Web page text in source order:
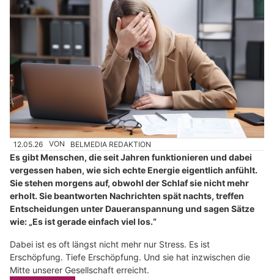
12.05.26 VON BELMEDIA REDAKTION
Es gibt Menschen, die seit Jahren funktionieren und dabei
vergessen haben, wie sich echte Energie eigentlich anfühlt.
Sie stehen morgens auf, obwohl der Schlaf sie nicht mehr
erholt. Sie beantworten Nachrichten spät nachts, treffen
Entscheidungen unter Daueranspannung und sagen Sätze
wie: „Es ist gerade einfach viel los.“
Dabei ist es oft längst nicht mehr nur Stress. Es ist
Erschöpfung. Tiefe Erschöpfung. Und sie hat inzwischen die
Mitte unserer Gesellschaft erreicht.